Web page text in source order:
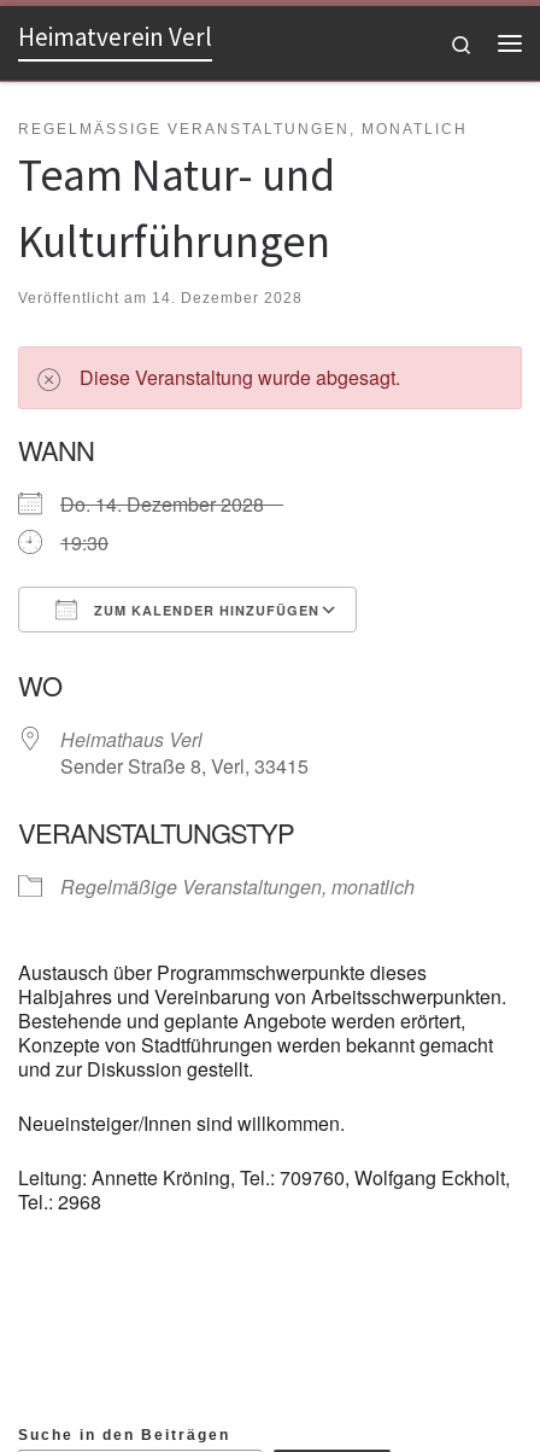
Zum Inhalt springen
Heimatverein Verl
Search
REGELMÄSSIGE VERANSTALTUNGEN, MONATLICH
Team Natur- und
Kulturführungen
Veröffentlicht am 14. Dezember 2028
Diese Veranstaltung wurde abgesagt.
WANN
Do. 14. Dezember 2028
19:30
ZUM KALENDER HINZUFÜGEN
WO
Heimathaus Verl
Sender Straße 8, Verl, 33415
VERANSTALTUNGSTYP
Regelmäßige Veranstaltungen, monatlich
Austausch über Programmschwerpunkte dieses
Halbjahres und Vereinbarung von Arbeitsschwerpunkten.
Bestehende und geplante Angebote werden erörtert,
Konzepte von Stadtführungen werden bekannt gemacht
und zur Diskussion gestellt.
Neueinsteiger/Innen sind willkommen.
Leitung: Annette Kröning, Tel.: 709760, Wolfgang Eckholt,
Tel.: 2968
Suche in den Beiträgen